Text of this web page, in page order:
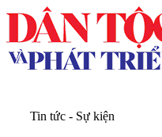
Tin tức - Sự kiện